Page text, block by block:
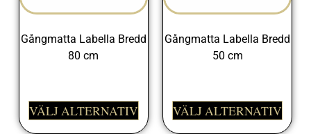
Gångmatta Labella Bredd
80 cm
VÄLJ ALTERNATIV
Gångmatta Labella Bredd
50 cm
VÄLJ ALTERNATIV